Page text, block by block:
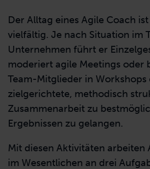
Der Alltag eines Agile Coach
vielfältig. Je nach Situation im
Unternehmen führt er
moderiert agile Meetings oder
Team-Mitglieder in Workshops
zielgerichtete, methodisch
Zusammenarbeit zu
Ergebnissen zu gelangen.
Mit diesen Aktivitäten arbeiten
im Wesentlichen an drei